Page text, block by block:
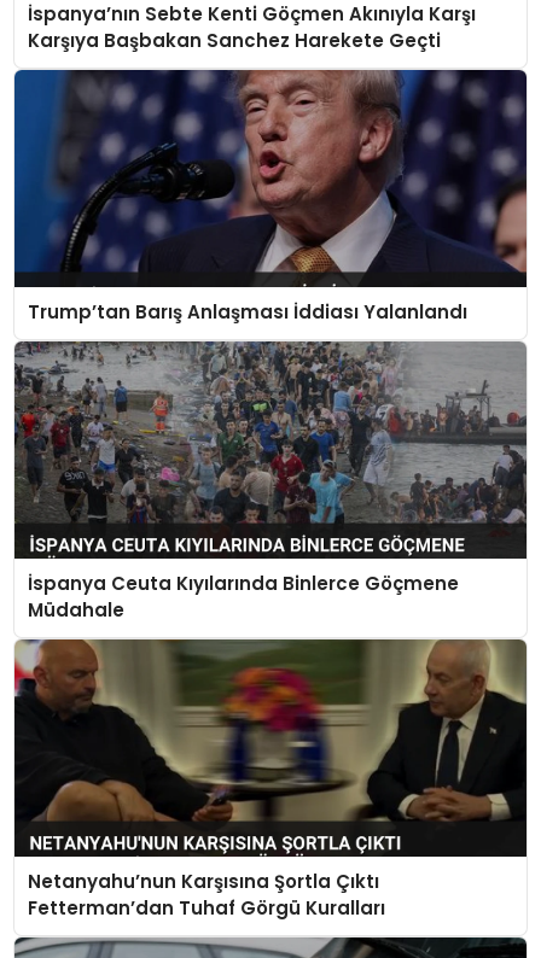
İspanya’nın Sebte Kenti Göçmen Akınıyla Karşı
Karşıya Başbakan Sanchez Harekete Geçti
Trump’tan Barış Anlaşması İddiası Yalanlandı
İspanya Ceuta Kıyılarında Binlerce Göçmene
Müdahale
Netanyahu’nun Karşısına Şortla Çıktı
Fetterman’dan Tuhaf Görgü Kuralları